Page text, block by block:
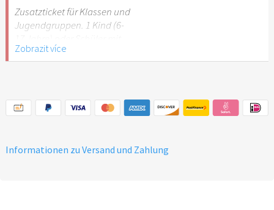
Stuttgart nicht
empfehlenswert.
Zusatzticket für Klassen und
Jugendgruppen. 1 Kind (6-
Schülerausweis.
Stuttgart nicht
empfehlenswert.
Zobrazit více
Informationen zu Versand und Zahlung